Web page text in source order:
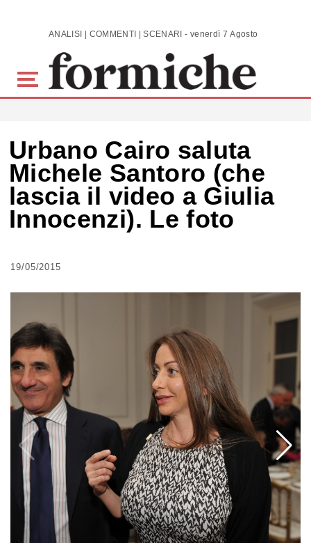
Skip to main content ANALISI | COMMENTI | SCENARI - venerdì 7 Agosto 2026
Urbano Cairo saluta
Michele Santoro (che
lascia il video a Giulia
Innocenzi). Le foto
19/05/2015